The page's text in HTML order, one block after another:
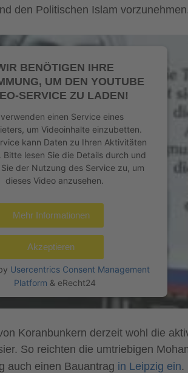
den Politischen Islam
BENÖTIGEN IHRE
UM DEN YOUTUBE
SERVICE ZU LADEN!
einen Service eines
um Videoinhalte einzubetten.
kann Daten zu Ihren Aktivitäten
Bitte lesen Sie die Details durch und
der Nutzung des Service zu, um
dieses Video anzusehen.
Mehr Informationen
Akzeptieren
Usercentrics Consent Management
Platform & eRecht24
Koranbunkern derzeit wohl die
So reichten die umtriebigen
auch einen Bauantrag in Leipzig ein.